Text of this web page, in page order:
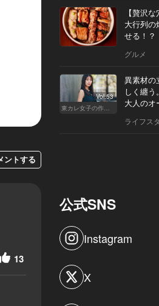
ントする
13
【贅沢
大行列の
せる！？
グルメ
Vol.53
東カレ女子の作り方
異素材の
しく纏う
大人のオ
ライフス
公式SNS
Instagram
X